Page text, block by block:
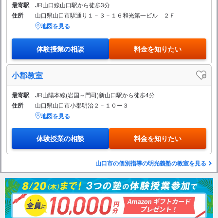
最寄駅 JR山口線山口駅から徒歩3分
住所 山口県山口市駅通り１－３－１６和光第一ビル ２Ｆ
地図を見る
体験授業の相談 料金を知りたい
小郡教室
最寄駅 JR山陽本線(岩国～門司)新山口駅から徒歩4分
住所 山口県山口市小郡明治２－１０ー３
地図を見る
体験授業の相談 料金を知りたい
山口市の個別指導の明光義塾の教室を見る